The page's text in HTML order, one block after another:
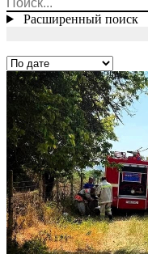
Расширенный поиск